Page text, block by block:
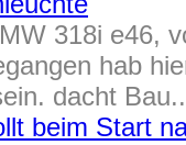
318i e46,
hab
dacht Bau..
beim Start